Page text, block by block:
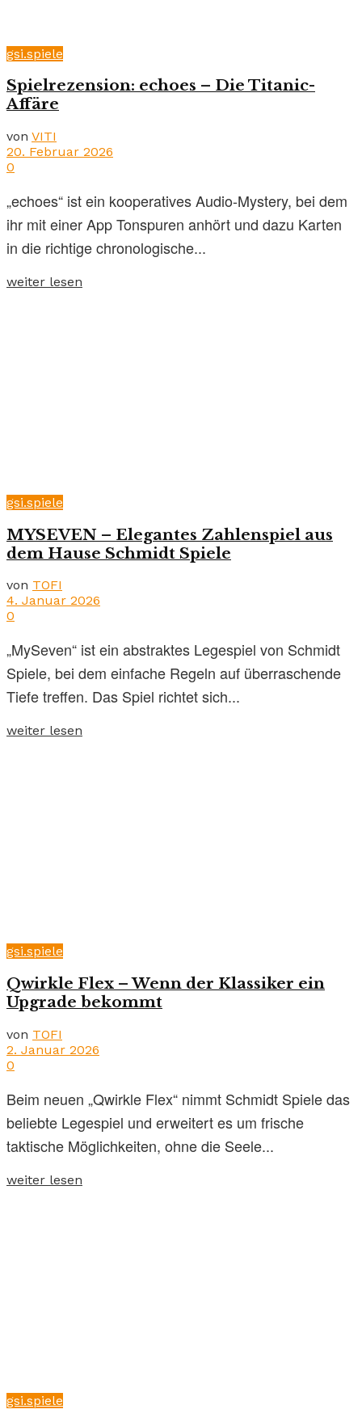
gsi.spiele
Spielrezension: echoes – Die Titanic-
Affäre
von VITI
20. Februar 2026
0
„echoes“ ist ein kooperatives Audio-Mystery, bei dem
ihr mit einer App Tonspuren anhört und dazu Karten
in die richtige chronologische...
weiter lesen
gsi.spiele
MYSEVEN – Elegantes Zahlenspiel aus
dem Hause Schmidt Spiele
von TOFI
4. Januar 2026
0
„MySeven“ ist ein abstraktes Legespiel von Schmidt
Spiele, bei dem einfache Regeln auf überraschende
Tiefe treffen. Das Spiel richtet sich...
weiter lesen
gsi.spiele
Qwirkle Flex – Wenn der Klassiker ein
Upgrade bekommt
von TOFI
2. Januar 2026
0
Beim neuen „Qwirkle Flex“ nimmt Schmidt Spiele das
beliebte Legespiel und erweitert es um frische
taktische Möglichkeiten, ohne die Seele...
weiter lesen
gsi.spiele